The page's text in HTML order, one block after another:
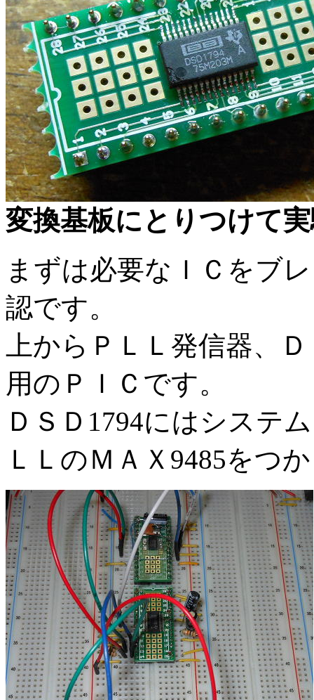
変換基板にとりつけて
まずは必要なＩＣをブ
認です。
上からＰＬＬ発信器、
用のＰＩＣです。
ＤＳＤ1794にはシステ
ＬＬのＭＡＸ9485をつ